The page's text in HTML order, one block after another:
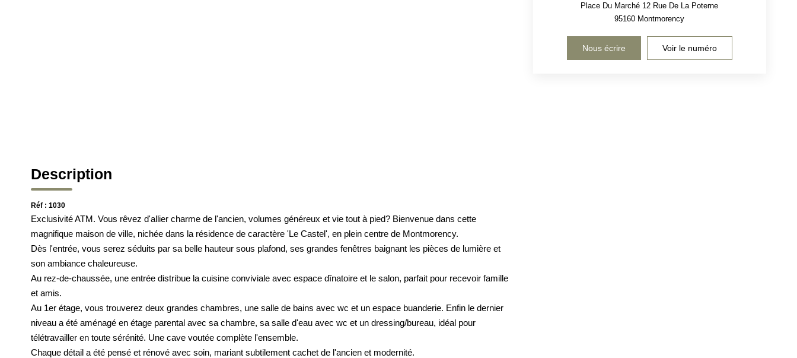
Description
Réf : 1030
Exclusivité ATM. Vous rêvez d'allier charme de l'ancien, volumes généreux et vie tout à pied? Bienvenue dans cette
magnifique maison de ville, nichée dans la résidence de caractère 'Le Castel', en plein centre de Montmorency.
Dès l'entrée, vous serez séduits par sa belle hauteur sous plafond, ses grandes fenêtres baignant les pièces de lumière et
son ambiance chaleureuse.
Au rez-de-chaussée, une entrée distribue la cuisine conviviale avec espace dînatoire et le salon, parfait pour recevoir famille
et amis.
Au 1er étage, vous trouverez deux grandes chambres, une salle de bains avec wc et un espace buanderie. Enfin le dernier
niveau a été aménagé en étage parental avec sa chambre, sa salle d'eau avec wc et un dressing/bureau, idéal pour
télétravailler en toute sérénité. Une cave voutée complète l'ensemble.
Chaque détail a été pensé et rénové avec soin, mariant subtilement cachet de l'ancien et modernité.
Place Du Marché 12 Rue De La Poterne
95160 Montmorency
Nous écrire Voir le numéro